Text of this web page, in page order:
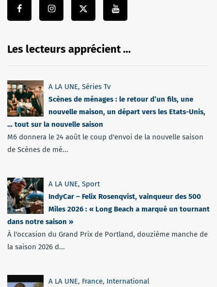
Les lecteurs apprécient …
A LA UNE, Séries Tv
Scènes de ménages : le retour d’un fils, une
nouvelle maison, un départ vers les Etats-Unis,
… tout sur la nouvelle saison
M6 donnera le 24 août le coup d'envoi de la nouvelle saison
de Scènes de mé...
A LA UNE, Sport
IndyCar – Felix Rosenqvist, vainqueur des 500
Miles 2026 : « Long Beach a marqué un tournant
dans notre saison »
À l'occasion du Grand Prix de Portland, douzième manche de
la saison 2026 d...
A LA UNE, France, International